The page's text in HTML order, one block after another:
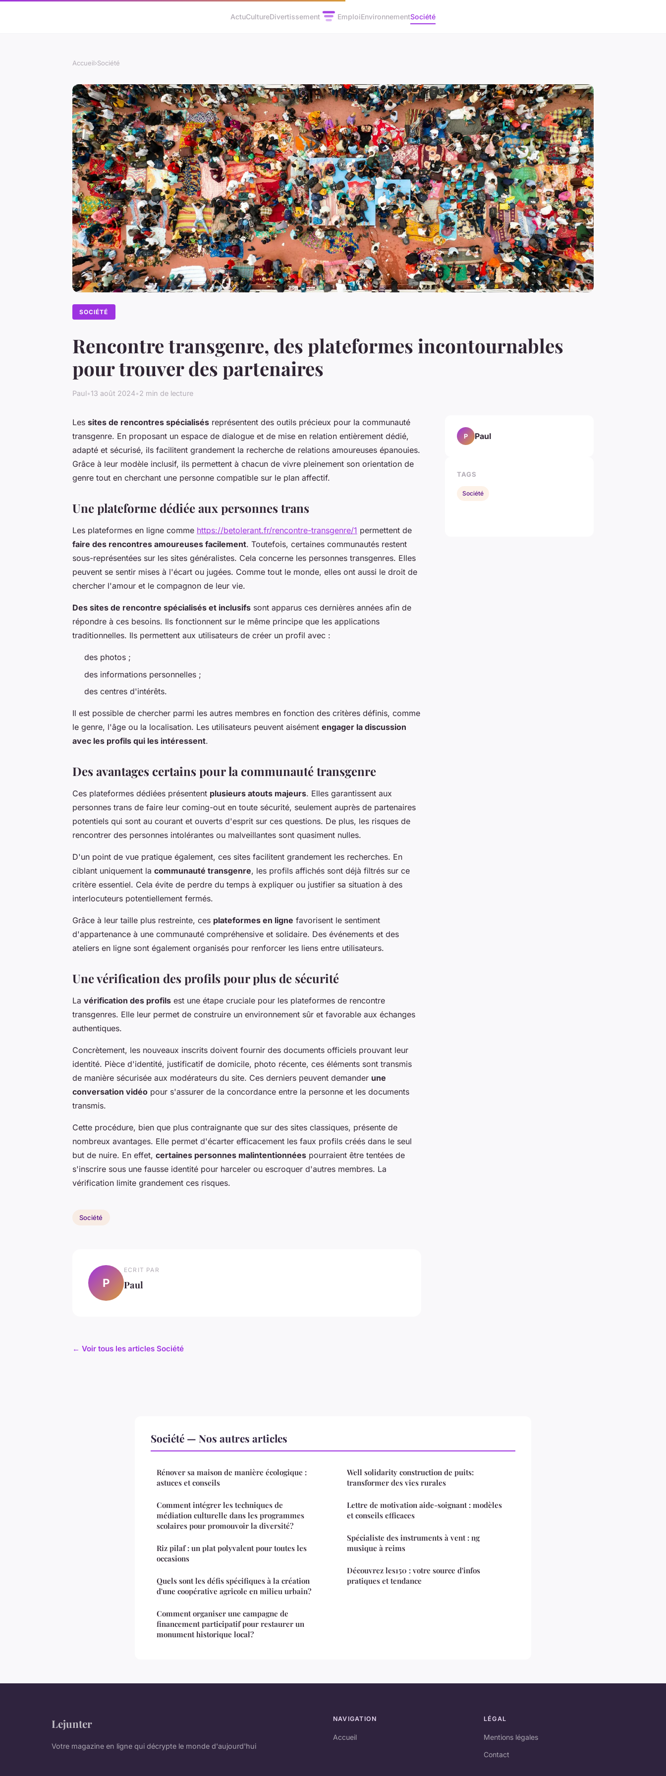
ActuCultureDivertissement EmploiEnvironnementSociété
Accueil›Société
SOCIÉTÉ
Rencontre transgenre, des plateformes incontournables
pour trouver des partenaires
Paul•13 août 2024•2 min de lecture
Les sites de rencontres spécialisés représentent des outils précieux pour la communauté
transgenre. En proposant un espace de dialogue et de mise en relation entièrement dédié,
adapté et sécurisé, ils facilitent grandement la recherche de relations amoureuses épanouies.
Grâce à leur modèle inclusif, ils permettent à chacun de vivre pleinement son orientation de
genre tout en cherchant une personne compatible sur le plan affectif.
Une plateforme dédiée aux personnes trans
Les plateformes en ligne comme https://betolerant.fr/rencontre-transgenre/1 permettent de
faire des rencontres amoureuses facilement. Toutefois, certaines communautés restent
sous-représentées sur les sites généralistes. Cela concerne les personnes transgenres. Elles
peuvent se sentir mises à l'écart ou jugées. Comme tout le monde, elles ont aussi le droit de
chercher l'amour et le compagnon de leur vie.
Des sites de rencontre spécialisés et inclusifs sont apparus ces dernières années afin de
répondre à ces besoins. Ils fonctionnent sur le même principe que les applications
traditionnelles. Ils permettent aux utilisateurs de créer un profil avec :
des photos ;
des informations personnelles ;
des centres d'intérêts.
Il est possible de chercher parmi les autres membres en fonction des critères définis, comme
le genre, l'âge ou la localisation. Les utilisateurs peuvent aisément engager la discussion
avec les profils qui les intéressent.
Des avantages certains pour la communauté transgenre
Ces plateformes dédiées présentent plusieurs atouts majeurs. Elles garantissent aux
personnes trans de faire leur coming-out en toute sécurité, seulement auprès de partenaires
potentiels qui sont au courant et ouverts d'esprit sur ces questions. De plus, les risques de
rencontrer des personnes intolérantes ou malveillantes sont quasiment nulles.
D'un point de vue pratique également, ces sites facilitent grandement les recherches. En
ciblant uniquement la communauté transgenre, les profils affichés sont déjà filtrés sur ce
critère essentiel. Cela évite de perdre du temps à expliquer ou justifier sa situation à des
interlocuteurs potentiellement fermés.
Grâce à leur taille plus restreinte, ces plateformes en ligne favorisent le sentiment
d'appartenance à une communauté compréhensive et solidaire. Des événements et des
ateliers en ligne sont également organisés pour renforcer les liens entre utilisateurs.
Une vérification des profils pour plus de sécurité
La vérification des profils est une étape cruciale pour les plateformes de rencontre
transgenres. Elle leur permet de construire un environnement sûr et favorable aux échanges
authentiques.
Concrètement, les nouveaux inscrits doivent fournir des documents officiels prouvant leur
identité. Pièce d'identité, justificatif de domicile, photo récente, ces éléments sont transmis
de manière sécurisée aux modérateurs du site. Ces derniers peuvent demander une
conversation vidéo pour s'assurer de la concordance entre la personne et les documents
transmis.
Cette procédure, bien que plus contraignante que sur des sites classiques, présente de
nombreux avantages. Elle permet d'écarter efficacement les faux profils créés dans le seul
but de nuire. En effet, certaines personnes malintentionnées pourraient être tentées de
s'inscrire sous une fausse identité pour harceler ou escroquer d'autres membres. La
vérification limite grandement ces risques.
Société
P
ECRIT PAR
Paul
← Voir tous les articles Société
P Paul
TAGS
Société
Société — Nos autres articles
Rénover sa maison de manière écologique :
astuces et conseils
Comment intégrer les techniques de
médiation culturelle dans les programmes
scolaires pour promouvoir la diversité?
Riz pilaf : un plat polyvalent pour toutes les
occasions
Quels sont les défis spécifiques à la création
d'une coopérative agricole en milieu urbain?
Comment organiser une campagne de
financement participatif pour restaurer un
monument historique local?
Well solidarity construction de puits:
transformer des vies rurales
Lettre de motivation aide-soignant : modèles
et conseils efficaces
Spécialiste des instruments à vent : ng
musique à reims
Découvrez les150 : votre source d'infos
pratiques et tendance
Lejunter
Votre magazine en ligne qui décrypte le monde d'aujourd'hui
NAVIGATION
Accueil
LÉGAL
Mentions légales
Contact